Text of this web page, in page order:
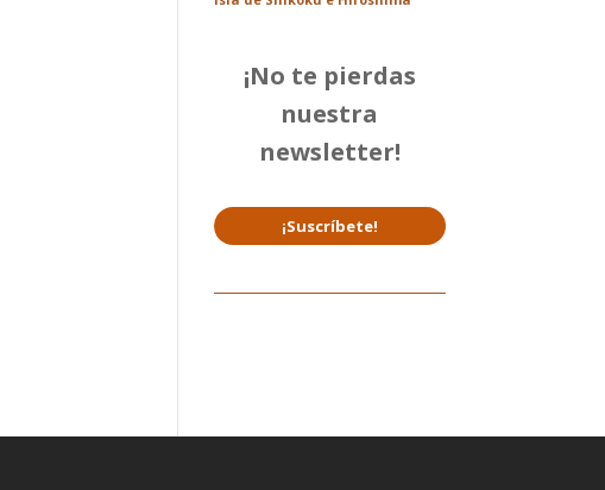
¡No te pierdas
nuestra
newsletter!
¡Suscríbete!